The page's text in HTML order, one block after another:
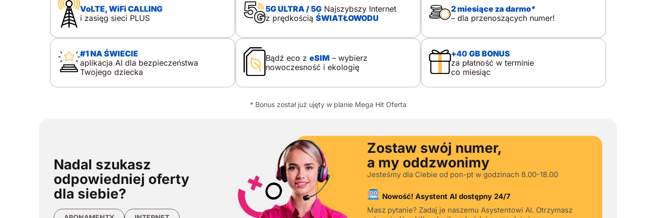
kliknięcia. Dzieci dostają smartfon coraz
wcześniej, a internet stał się częścią
codzienności: nauki, kontaktu z klasą, gier i
rozrywki. To zmienia skalę wyzwań. Zagrożenia
kontakt z nieznajomymi, uzależnienie od ekranu
oraz mikropłatności ukryte w aplikacjach i grach.
Kontrola oznacza stały wgląd w szczegóły bez
panel codzienności. To zmiana fundamentalna. W
jednym ekranie mieszczą się połączenia,
komunikatory i wideorozmowy, kalendarz,
dobę, bankowość mobilna, płatności, GPS, aparat
z edycją zdjęć i wideo oraz streaming, podcasty i
gry. Na ten kierunek wpływa rozwój aplikacji
mobilnych, a rynek aplikacji […]
Najważniejsze priorytety telefonu dla seniora To
właśnie te elementy tworzą bezpieczne
dalszej części opisano dobór urządzenia oraz
ustawienia, które realnie podnoszą ochronę
użytkownika. Czytelny ekran i prosta obsługa w
codziennym używaniu Czytelność i prosta
obsługa ograniczają liczbę […]
VoLTE, WiFi CALLING
i zasięg sieci PLUS
5G ULTRA / 5GNajszybszy Internet
z prędkością ŚWIATŁOWODU
2 miesiące za darmo*
– dla przenoszących numer!
#1 NA ŚWIECIE
aplikacja AI dla bezpieczeństwa
Twojego dziecka
Bądź eco z eSIM– wybierz
nowoczesność i ekologię
+40 GB BONUS
za płatność w terminie
co miesiąc
* Bonus został już ujęty w planie Mega Hit Oferta
Nadal szukasz
odpowiedniej oferty
dla siebie?
Zostaw swój numer,
a my oddzwonimy
Jesteśmy dla Ciebie od pon-pt w godzinach 8.00-18.00
Nowość! Asystent AI dostępny 24/7
Masz pytanie? Zadaj je naszemu Asystentowi AI. Otrzymasz